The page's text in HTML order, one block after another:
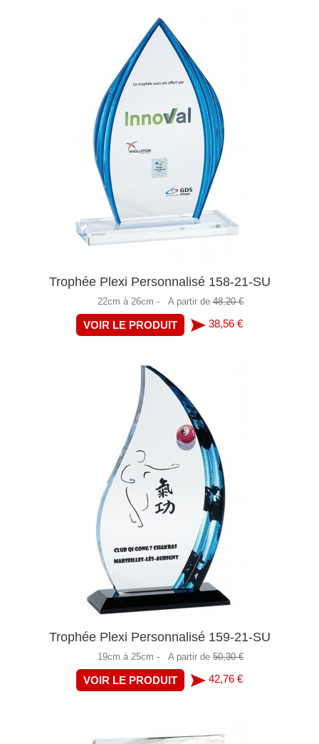
Trophée Plexi Personnalisé 158-21-SU
22cm à 26cm - A partir de 48,20 €
VOIR LE PRODUIT 38,56 €
Trophée Plexi Personnalisé 159-21-SU
19cm à 25cm - A partir de 50,30 €
VOIR LE PRODUIT 42,76 €